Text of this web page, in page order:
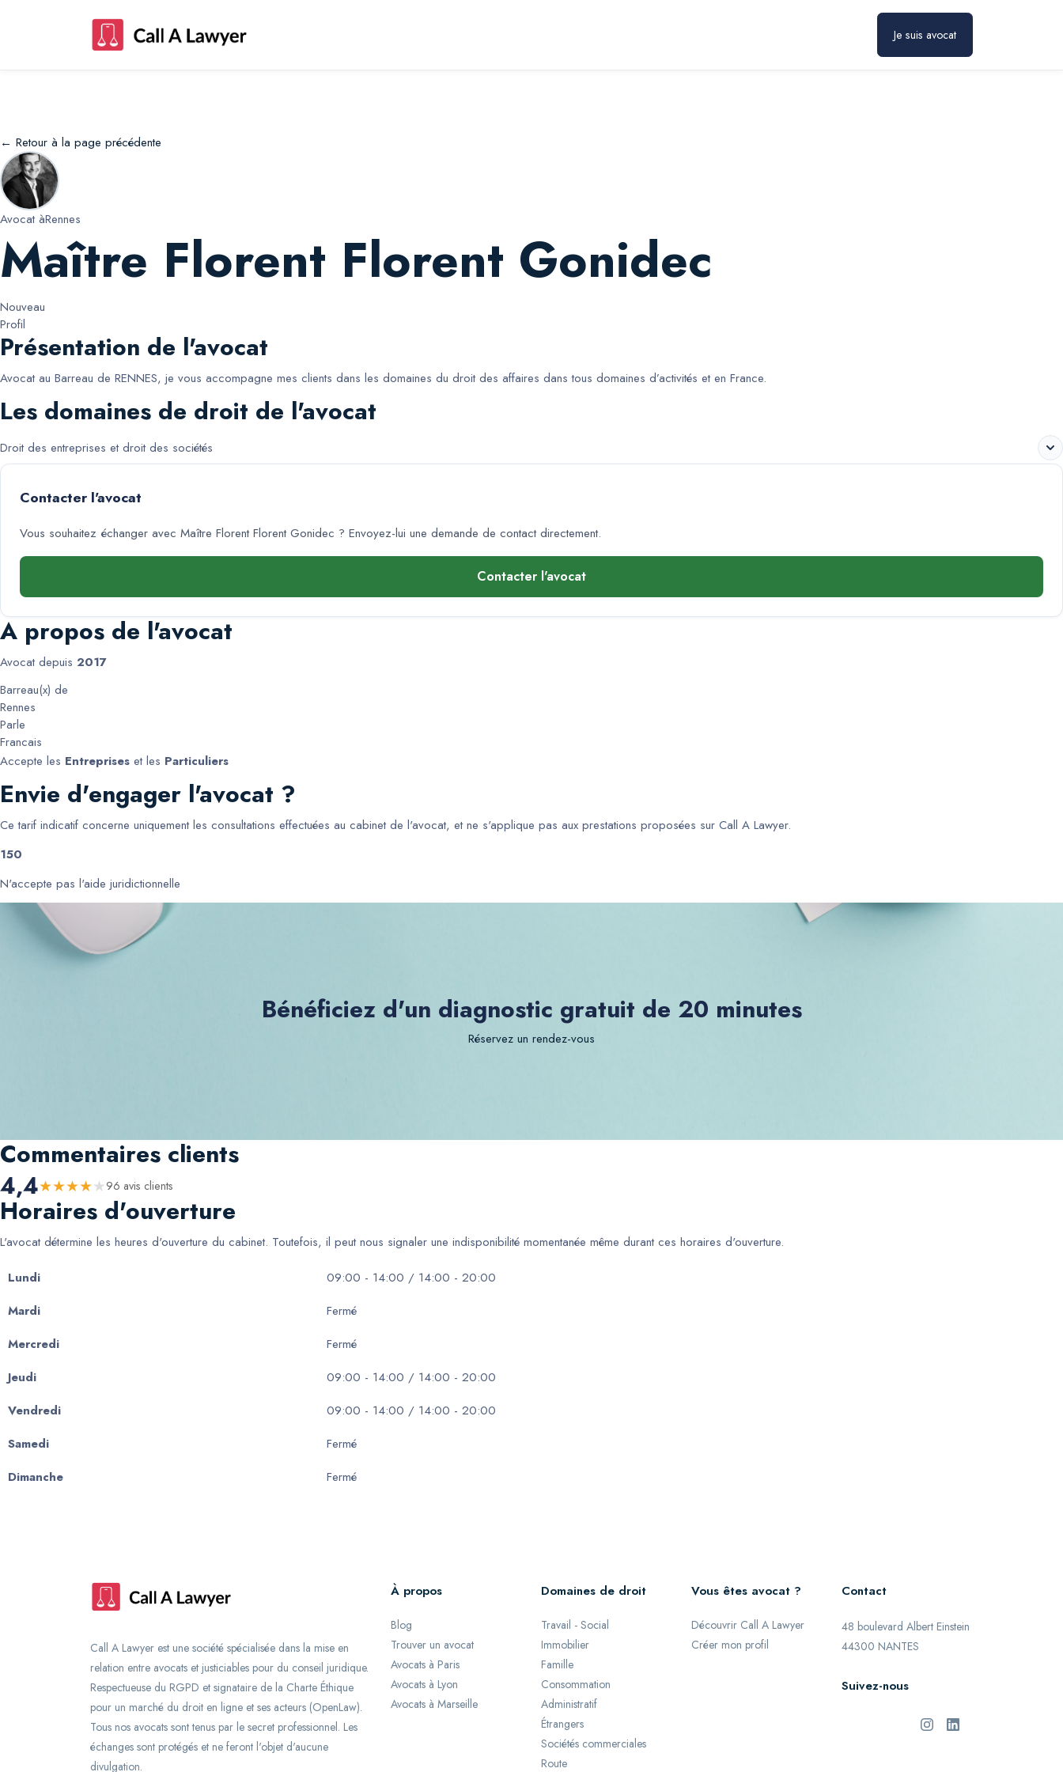
Je suis avocat
← Retour à la page précédente
Avocat àRennes
Maître Florent Florent Gonidec
Nouveau
Profil
Présentation de l'avocat
Avocat au Barreau de RENNES, je vous accompagne mes clients dans les domaines du droit des affaires dans tous domaines d’activités et en France.
Les domaines de droit de l'avocat
Droit des entreprises et droit des sociétés
Contacter l'avocat
Vous souhaitez échanger avec Maître Florent Florent Gonidec ? Envoyez-lui une demande de contact directement.
Contacter l'avocat
A propos de l'avocat
Avocat depuis 2017
Barreau(x) de
Rennes
Parle
Francais
Accepte les Entreprises et les Particuliers
Envie d'engager l'avocat ?
Ce tarif indicatif concerne uniquement les consultations effectuées au cabinet de l'avocat, et ne s'applique pas aux prestations proposées sur Call A Lawyer.
150
N'accepte pas l'aide juridictionnelle
Bénéficiez d'un diagnostic gratuit de 20 minutes
Réservez un rendez-vous
Commentaires clients
4,4★★★★★ 96 avis clients
Horaires d'ouverture
L'avocat détermine les heures d'ouverture du cabinet. Toutefois, il peut nous signaler une indisponibilité momentanée même durant ces horaires d'ouverture.
Lundi
09:00 - 14:00 / 14:00 - 20:00
Mardi
Fermé
Mercredi
Fermé
Jeudi
09:00 - 14:00 / 14:00 - 20:00
Vendredi
09:00 - 14:00 / 14:00 - 20:00
Samedi
Fermé
Dimanche
Fermé
Call A Lawyer est une société spécialisée dans la mise en
relation entre avocats et justiciables pour du conseil juridique.
Respectueuse du RGPD et signataire de la Charte Éthique
pour un marché du droit en ligne et ses acteurs (OpenLaw).
Tous nos avocats sont tenus par le secret professionnel. Les
échanges sont protégés et ne feront l'objet d'aucune
divulgation.
À propos
Blog
Trouver un avocat
Avocats à Paris
Avocats à Lyon
Avocats à Marseille
Domaines de droit
Travail - Social
Immobilier
Famille
Consommation
Administratif
Étrangers
Sociétés commerciales
Route
Vous êtes avocat ?
Découvrir Call A Lawyer
Créer mon profil
Contact
48 boulevard Albert Einstein
44300 NANTES
Suivez-nous